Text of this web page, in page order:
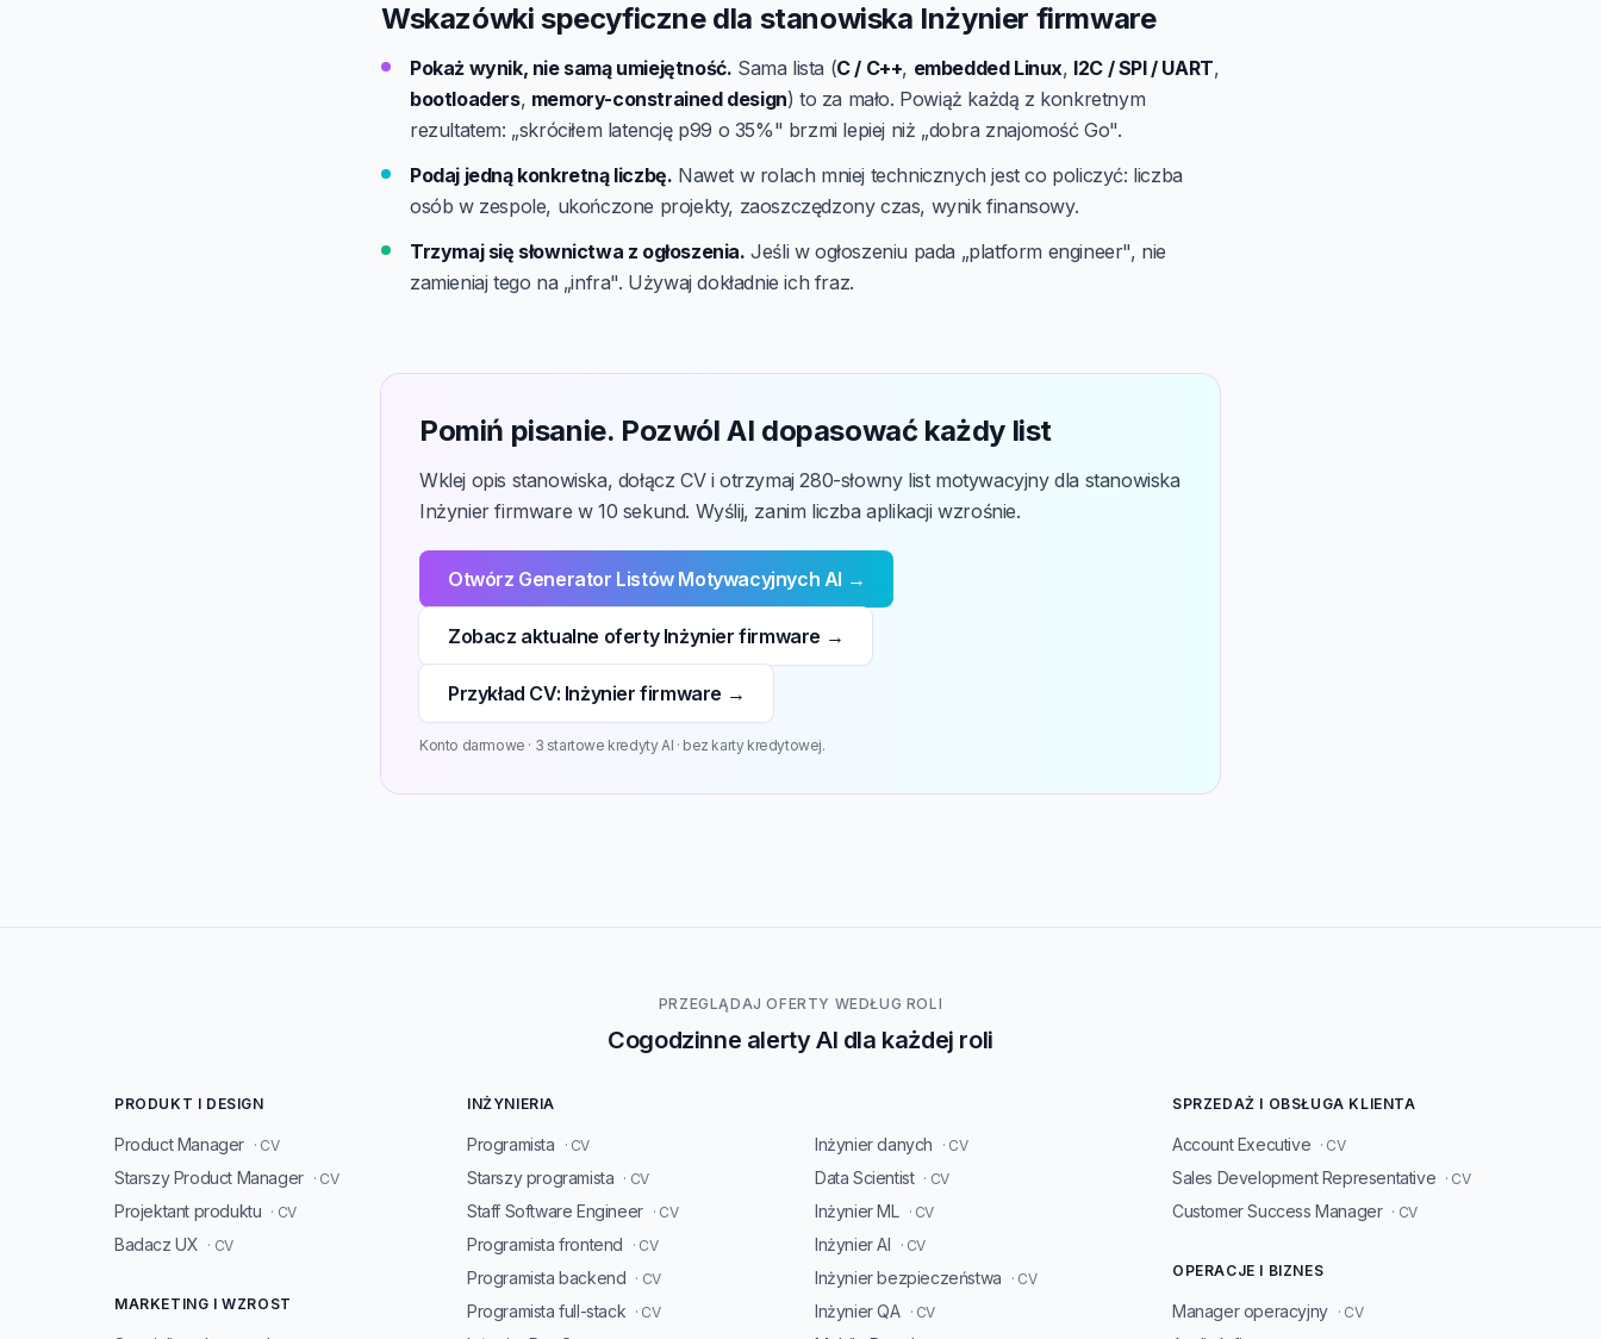
Wskazówki specyficzne dla stanowiska Inżynier firmware
Pokaż wynik, nie samą umiejętność. Sama lista (C / C++, embedded Linux, I2C / SPI / UART,
bootloaders, memory-constrained design) to za mało. Powiąż każdą z konkretnym
rezultatem: „skróciłem latencję p99 o 35%" brzmi lepiej niż „dobra znajomość Go".
Podaj jedną konkretną liczbę. Nawet w rolach mniej technicznych jest co policzyć: liczba
osób w zespole, ukończone projekty, zaoszczędzony czas, wynik finansowy.
Trzymaj się słownictwa z ogłoszenia. Jeśli w ogłoszeniu pada „platform engineer", nie
zamieniaj tego na „infra". Używaj dokładnie ich fraz.
Pomiń pisanie. Pozwól AI dopasować każdy list
Wklej opis stanowiska, dołącz CV i otrzymaj 280-słowny list motywacyjny dla stanowiska
Inżynier firmware w 10 sekund. Wyślij, zanim liczba aplikacji wzrośnie.
Otwórz Generator Listów Motywacyjnych AI →
Zobacz aktualne oferty Inżynier firmware →
Przykład CV: Inżynier firmware →
Konto darmowe · 3 startowe kredyty AI · bez karty kredytowej.
PRZEGLĄDAJ OFERTY WEDŁUG ROLI
Cogodzinne alerty AI dla każdej roli
PRODUKT I DESIGN
Product Manager · CV
Starszy Product Manager · CV
Projektant produktu · CV
Badacz UX · CV
MARKETING I WZROST
INŻYNIERIA
Programista · CV
Starszy programista · CV
Staff Software Engineer · CV
Programista frontend · CV
Programista backend · CV
Programista full-stack · CV
Inżynier danych · CV
Data Scientist · CV
Inżynier ML · CV
Inżynier AI · CV
Inżynier bezpieczeństwa · CV
Inżynier QA · CV
SPRZEDAŻ I OBSŁUGA KLIENTA
Account Executive · CV
Sales Development Representative · CV
Customer Success Manager · CV
OPERACJE I BIZNES
Manager operacyjny · CV